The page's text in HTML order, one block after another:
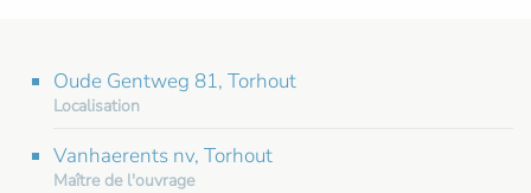
Oude Gentweg 81, Torhout
Localisation
Vanhaerents nv, Torhout
Maître de l'ouvrage